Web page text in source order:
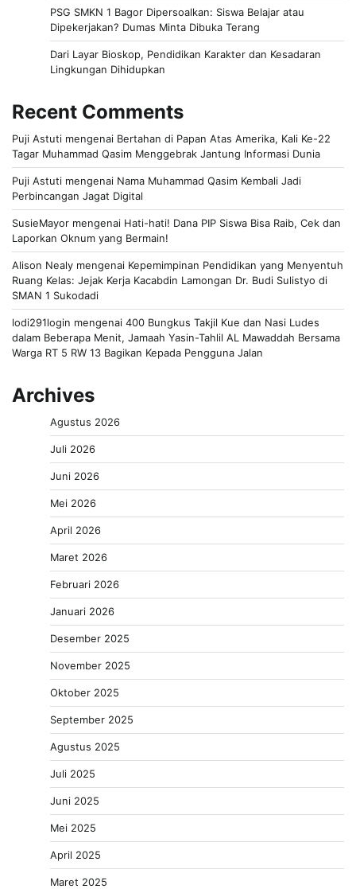
PSG SMKN 1 Bagor Dipersoalkan: Siswa Belajar atau
Dipekerjakan? Dumas Minta Dibuka Terang
Dari Layar Bioskop, Pendidikan Karakter dan Kesadaran
Lingkungan Dihidupkan
Recent Comments
Puji Astuti mengenai Bertahan di Papan Atas Amerika, Kali Ke-22
Tagar Muhammad Qasim Menggebrak Jantung Informasi Dunia
Puji Astuti mengenai Nama Muhammad Qasim Kembali Jadi
Perbincangan Jagat Digital
SusieMayor mengenai Hati-hati! Dana PIP Siswa Bisa Raib, Cek dan
Laporkan Oknum yang Bermain!
Alison Nealy mengenai Kepemimpinan Pendidikan yang Menyentuh
Ruang Kelas: Jejak Kerja Kacabdin Lamongan Dr. Budi Sulistyo di
SMAN 1 Sukodadi
lodi291login mengenai 400 Bungkus Takjil Kue dan Nasi Ludes
dalam Beberapa Menit, Jamaah Yasin-Tahlil AL Mawaddah Bersama
Warga RT 5 RW 13 Bagikan Kepada Pengguna Jalan
Archives
Agustus 2026
Juli 2026
Juni 2026
Mei 2026
April 2026
Maret 2026
Februari 2026
Januari 2026
Desember 2025
November 2025
Oktober 2025
September 2025
Agustus 2025
Juli 2025
Juni 2025
Mei 2025
April 2025
Maret 2025